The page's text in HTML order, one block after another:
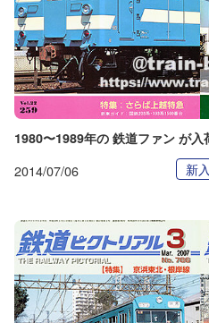
1980〜1989年の 鉄道ファン が入
2014/07/06 新